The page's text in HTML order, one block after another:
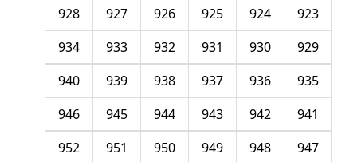
923
924
925
926
927
928
929
930
931
932
933
934
935
936
937
938
939
940
941
942
943
944
945
946
947
948
949
950
951
952